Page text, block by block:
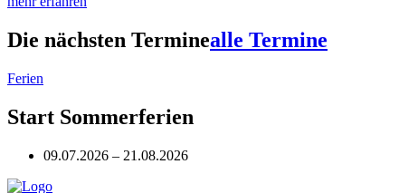
Die nächsten Terminealle Termine
Ferien
Start Sommerferien
09.07.2026 – 21.08.2026